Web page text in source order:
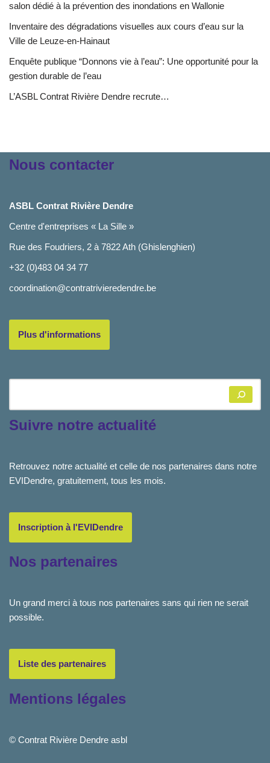
salon dédié à la prévention des inondations en Wallonie
Inventaire des dégradations visuelles aux cours d’eau sur la
Ville de Leuze-en-Hainaut
Enquête publique “Donnons vie à l’eau”: Une opportunité pour la
gestion durable de l’eau
L’ASBL Contrat Rivière Dendre recrute…
Nous contacter
ASBL Contrat Rivière Dendre
Centre d'entreprises « La Sille »
Rue des Foudriers, 2 à 7822 Ath (Ghislenghien)
+32 (0)483 04 34 77
coordination@contratrivieredendre.be
Plus d'informations
Suivre notre actualité
Retrouvez notre actualité et celle de nos partenaires dans notre
EVIDendre, gratuitement, tous les mois.
Inscription à l'EVIDendre
Nos partenaires
Un grand merci à tous nos partenaires sans qui rien ne serait
possible.
Liste des partenaires
Mentions légales
© Contrat Rivière Dendre asbl